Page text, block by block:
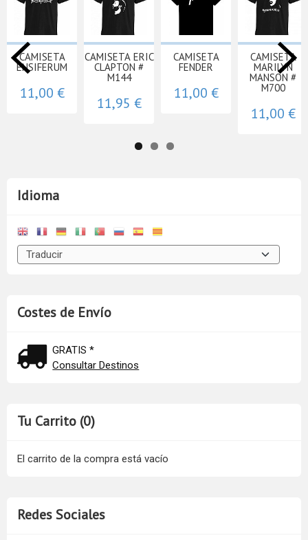
Idioma
Costes de Envío
GRATIS *
Consultar Destinos
Tu Carrito (0)
El carrito de la compra está vacío
Redes Sociales
CAMISETA
ENSIFERUM
11,00 €
CAMISETA ERIC
CLAPTON #
M144
11,95 €
CAMISETA
FENDER
11,00 €
CAMISETA
MARILYN
MANSON #
M700
11,00 €